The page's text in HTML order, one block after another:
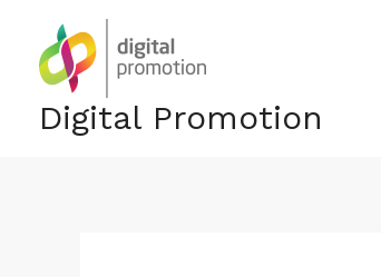
content
Digital Promotion